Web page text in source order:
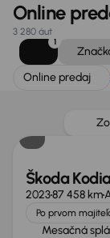
Online
3 280 áut
1
Online predaj
Možnosť
Škoda
202387 458 km
Po prvom
Mesačná